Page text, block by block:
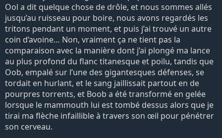
Ool a dit quelque chose de drôle, et nous sommes allés
jusqu’au ruisseau pour boire, nous avons regardés les
tritons pendant un moment, et puis j’ai trouvé un autre
coin d’avoine… Non, vraiment ça ne tient pas la
comparaison avec la manière dont j’ai plongé ma lance
au plus profond du flanc titanesque et poilu, tandis que
Oob, empalé sur l’une des gigantesques défenses, se
tordait en hurlant, et le sang jaillissait partout en de
pourpres torrents, et Boob a été transformé en gelée
lorsque le mammouth lui est tombé dessus alors que je
tirai ma flèche infaillible à travers son œil pour pénétrer
son cerveau.